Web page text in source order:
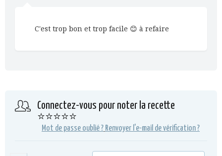
C'est trop bon et trop facile 😊 à refaire
Connectez-vous pour noter la recette
⭐⭐⭐⭐⭐
Mot de passe oublié ? Renvoyer l'e-mail de vérification ?